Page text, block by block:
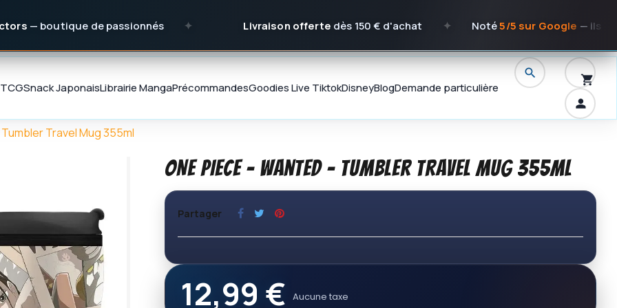
de passionnés ✦ Livraison offerte dès 150 € d'achat ✦ Noté 5/5 sur Google — ils en
TCGSnack JaponaisLibrairie MangaPrécommandesGoodiesLive TiktokDisneyBlogDemande particulière
Tumbler Travel Mug 355ml
ONE PIECE - Wanted - Tumbler Travel Mug 355ml
Partager
12,99 € Aucune taxe